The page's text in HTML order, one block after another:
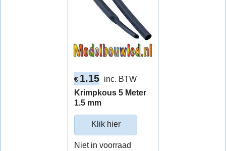
€ 1.15
inc. BTW
Krimpkous 5 Meter
1.5 mm
Klik hier
Niet in voorraad